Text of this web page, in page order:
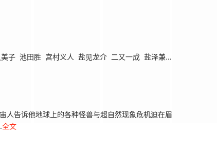
子 池田胜 宫村义人 盐见龙介 二又一成 盐泽兼人
告诉他地球上的各种怪兽与超自然现象危机迫在眉
全文